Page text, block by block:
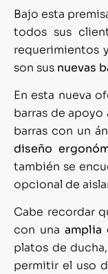
Bajo esta
todos sus
requerimientos
son sus nuevas
En esta nueva
barras de
barras con un
diseño
también se
opcional de
Cabe recordar
con unaamplia
platos de
permitir el uso